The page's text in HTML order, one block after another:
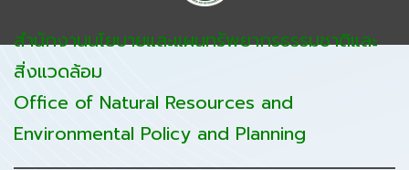
สำนักงานนโยบายและแผนทรัพยากรธรรมชาติและ
สิ่งแวดล้อม
Office of Natural Resources and
Environmental Policy and Planning